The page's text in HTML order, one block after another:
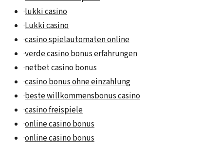
·lukki casino
·Lukki casino
·casino spielautomaten online
·verde casino bonus erfahrungen
·netbet casino bonus
·casino bonus ohne einzahlung
·beste willkommensbonus casino
·casino freispiele
·online casino bonus
·online casino bonus